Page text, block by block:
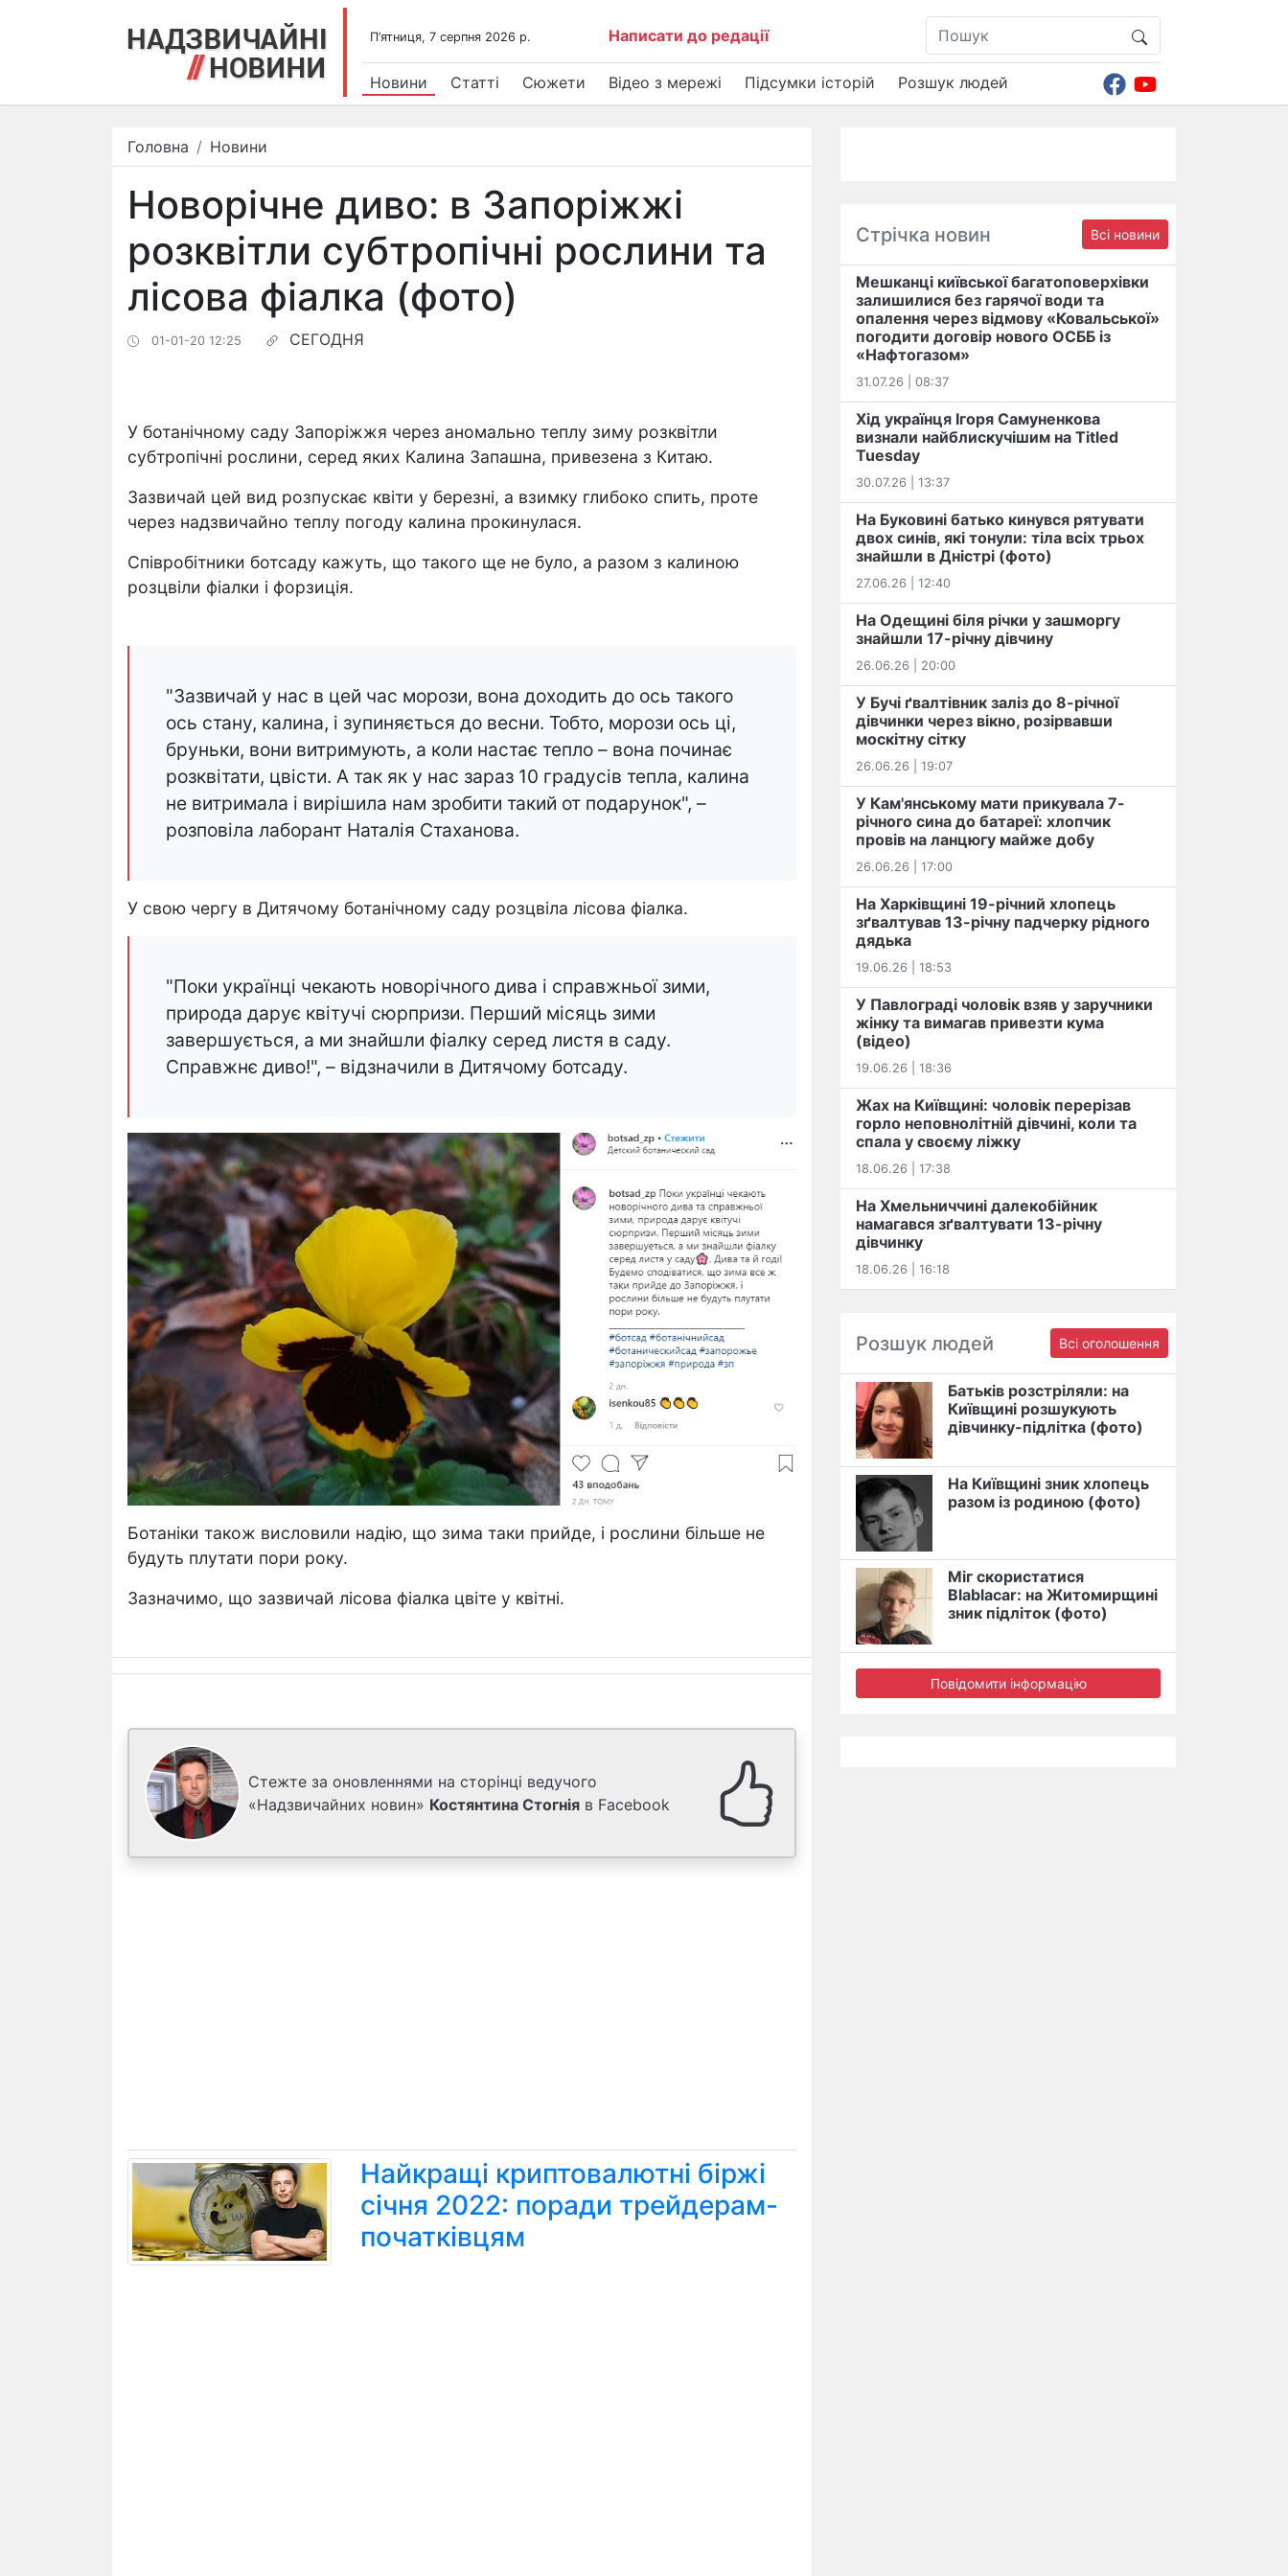
П’ятниця, 7 серпня 2026 р. Написати до редації
Новини Статті Сюжети Відео з мережі Підсумки історій Розшук людей
Головна Новини
Новорічне диво: в Запоріжжі
розквітли субтропічні рослини та
лісова фіалка (фото)
01-01-20 12:25 СЕГОДНЯ
У ботанічному саду Запоріжжя через аномально теплу зиму розквітли
субтропічні рослини, серед яких Калина Запашна, привезена з Китаю.
Зазвичай цей вид розпускає квіти у березні, а взимку глибоко спить, проте
через надзвичайно теплу погоду калина прокинулася.
Співробітники ботсаду кажуть, що такого ще не було, а разом з калиною
розцвіли фіалки і форзиція.
"Зазвичай у нас в цей час морози, вона доходить до ось такого
ось стану, калина, і зупиняється до весни. Тобто, морози ось ці,
бруньки, вони витримують, а коли настає тепло – вона починає
розквітати, цвісти. А так як у нас зараз 10 градусів тепла, калина
не витримала і вирішила нам зробити такий от подарунок", –
розповіла лаборант Наталія Стаханова.
У свою чергу в Дитячому ботанічному саду розцвіла лісова фіалка.
"Поки українці чекають новорічного дива і справжньої зими,
природа дарує квітучі сюрпризи. Перший місяць зими
завершується, а ми знайшли фіалку серед листя в саду.
Справжнє диво!", – відзначили в Дитячому ботсаду.
Ботаніки також висловили надію, що зима таки прийде, і рослини більше не
будуть плутати пори року.
Зазначимо, що зазвичай лісова фіалка цвіте у квітні.
Стежте за оновленнями на сторінці ведучого
«Надзвичайних новин» Костянтина Стогнія в Facebook
Найкращі криптовалютні біржі
січня 2022: поради трейдерам-
початківцям
Стрічка новин Всі новини
Мешканці київської багатоповерхівки
залишилися без гарячої води та
опалення через відмову «Ковальської»
погодити договір нового ОСББ із
«Нафтогазом»
31.07.26 | 08:37
Хід українця Ігоря Самуненкова
визнали найблискучішим на Titled
Tuesday
30.07.26 | 13:37
На Буковині батько кинувся рятувати
двох синів, які тонули: тіла всіх трьох
знайшли в Дністрі (фото)
27.06.26 | 12:40
На Одещині біля річки у зашморгу
знайшли 17-річну дівчину
26.06.26 | 20:00
У Бучі ґвалтівник заліз до 8-річної
дівчинки через вікно, розірвавши
москітну сітку
26.06.26 | 19:07
У Кам'янському мати прикувала 7-
річного сина до батареї: хлопчик
провів на ланцюгу майже добу
26.06.26 | 17:00
На Харківщині 19-річний хлопець​
️зґвалтував 13-річну падчерку рідного
дядька
19.06.26 | 18:53
У Павлограді чоловік взяв у заручники
жінку та вимагав привезти кума
(відео)
19.06.26 | 18:36
Жах на Київщині: чоловік перерізав
горло неповнолітній дівчині, коли та
спала у своєму ліжку
18.06.26 | 17:38
На Хмельниччині далекобійник
намагався зґвалтувати 13-річну
дівчинку
18.06.26 | 16:18
Розшук людей Всі оголошення
Батьків розстріляли: на
Київщині розшукують
дівчинку-підлітка (фото)
На Київщині зник хлопець
разом із родиною (фото)
Міг скористатися
Blablacar: на Житомирщині
зник підліток (фото)
Повідомити інформацію